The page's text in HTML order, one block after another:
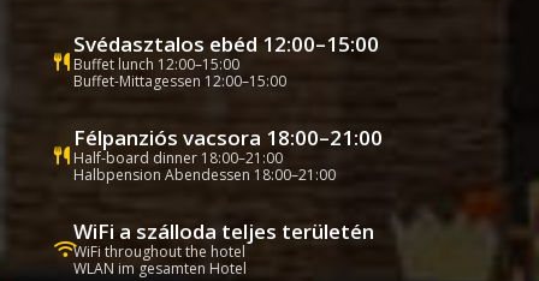
Svédasztalos ebéd 12:00–15:00
Buffet lunch 12:00–15:00
Buffet-Mittagessen 12:00–15:00
Félpanziós vacsora 18:00–21:00
Half-board dinner 18:00–21:00
Halbpension Abendessen 18:00–21:00
WiFi a szálloda teljes területén
WiFi throughout the hotel
WLAN im gesamten Hotel